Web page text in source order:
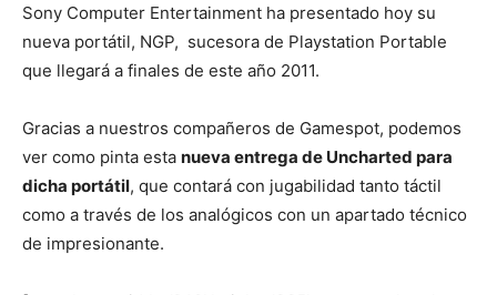
Sony Computer Entertainment ha presentado hoy su
nueva portátil, NGP, sucesora de Playstation Portable
que llegará a finales de este año 2011.
Gracias a nuestros compañeros de Gamespot, podemos
ver como pinta esta nueva entrega de Uncharted para
dicha portátil, que contará con jugabilidad tanto táctil
como a través de los analógicos con un apartado técnico
de impresionante.